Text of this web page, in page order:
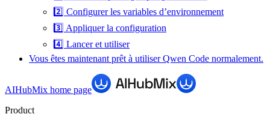
2️⃣ Configurer les variables d’environnement
3️⃣ Appliquer la configuration
4️⃣ Lancer et utiliser
Vous êtes maintenant prêt à utiliser Qwen Code normalement.
AIHubMix home page
Product